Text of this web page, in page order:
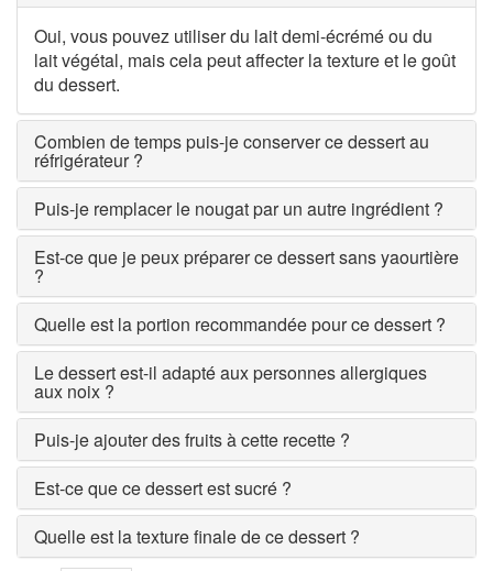
Oui, vous pouvez utiliser du lait demi-écrémé ou du
lait végétal, mais cela peut affecter la texture et le goût
du dessert.
Combien de temps puis-je conserver ce dessert au
réfrigérateur ?
Puis-je remplacer le nougat par un autre ingrédient ?
Est-ce que je peux préparer ce dessert sans yaourtière
?
Quelle est la portion recommandée pour ce dessert ?
Le dessert est-il adapté aux personnes allergiques
aux noix ?
Puis-je ajouter des fruits à cette recette ?
Est-ce que ce dessert est sucré ?
Quelle est la texture finale de ce dessert ?